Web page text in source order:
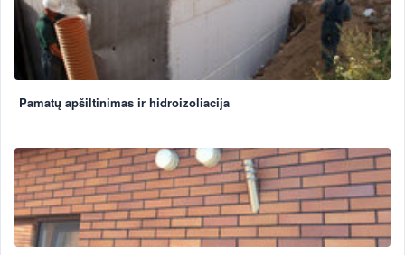
Pamatų apšiltinimas ir hidroizoliacija